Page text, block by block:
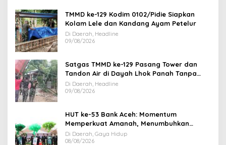
TMMD ke-129 Kodim 0102/Pidie Siapkan
Kolam Lele dan Kandang Ayam Petelur
Di Daerah, Headline
09/08/2026
Satgas TMMD ke-129 Pasang Tower dan
Tandon Air di Dayah Lhok Panah Tanpa
Jeda
Di Daerah, Headline
09/08/2026
HUT ke-53 Bank Aceh: Momentum
Memperkuat Amanah, Menumbuhkan
Keberkahan Bagi Aceh
Di Daerah, Gaya Hidup
08/08/2026